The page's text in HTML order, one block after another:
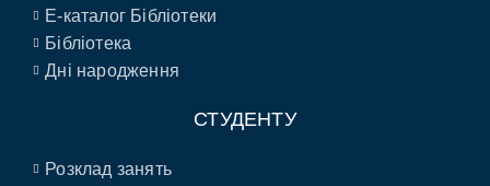
E-каталог Бібліотеки
Бібліотека
Дні народження
СТУДЕНТУ
Розклад занять